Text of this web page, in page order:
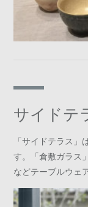
サイドテ
「サイドテラス
す。「倉敷ガラス
などテーブルウェ